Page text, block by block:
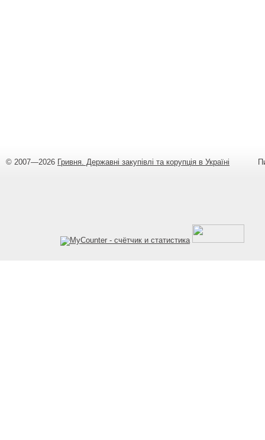
© 2007—2026 Гривня. Державні закупівлі та корупція в Україні